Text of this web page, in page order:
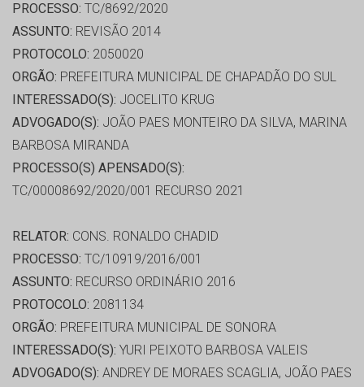
PROCESSO: TC/8692/2020
ASSUNTO: REVISÃO 2014
PROTOCOLO: 2050020
ORGÃO: PREFEITURA MUNICIPAL DE CHAPADÃO DO SUL
INTERESSADO(S): JOCELITO KRUG
ADVOGADO(S): JOÃO PAES MONTEIRO DA SILVA, MARINA
BARBOSA MIRANDA
PROCESSO(S) APENSADO(S):
TC/00008692/2020/001 RECURSO 2021
RELATOR: CONS. RONALDO CHADID
PROCESSO: TC/10919/2016/001
ASSUNTO: RECURSO ORDINÁRIO 2016
PROTOCOLO: 2081134
ORGÃO: PREFEITURA MUNICIPAL DE SONORA
INTERESSADO(S): YURI PEIXOTO BARBOSA VALEIS
ADVOGADO(S): ANDREY DE MORAES SCAGLIA, JOÃO PAES